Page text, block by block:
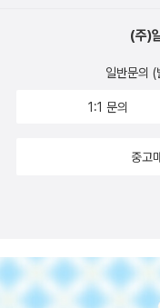
나눠맡으며 몸마음을 고
다리와 손발이 야물고 마
서 나비가 우리 곁을 빙
라, 나라가 어긋나고 흔
한 우리말과 문해력》, 《
다》, 《우리말꽃》, 《쉬운
(주)
일반문의 (
1:1 문의
중고